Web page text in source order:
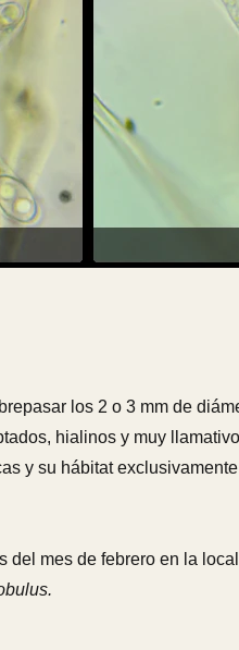
los 2 o 3 mm de
hialinos y muy
y su hábitat
mes de febrero en la